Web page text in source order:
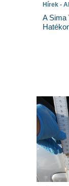
Hírek -
A Sima